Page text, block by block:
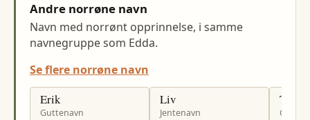
Andre norrøne navn
Navn med norrønt opprinnelse, i samme
navnegruppe som Edda.
Se flere norrøne navn
Erik
Guttenavn
Liv
Jentenavn
Tor